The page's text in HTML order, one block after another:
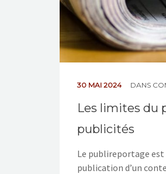
30 MAI 2024 DANS
Les limites du
publicités
Le publireportage est
publication d’un